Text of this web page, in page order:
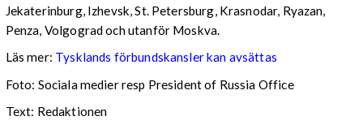
Jekaterinburg, Izhevsk, St. Petersburg, Krasnodar, Ryazan,
Penza, Volgograd och utanför Moskva.
Läs mer: Tysklands förbundskansler kan avsättas
Foto: Sociala medier resp President of Russia Office
Text: Redaktionen